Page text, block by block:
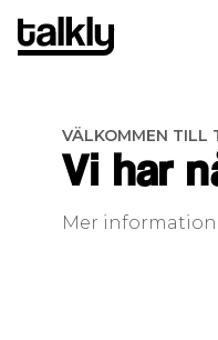
VÄLKOMMEN TILL
Vi har
Mer